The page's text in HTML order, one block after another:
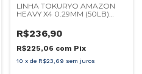
LINHA TOKURYO AMAZON
HEAVY X4 0.29MM (50LB)
R$236,90
R$225,06 com Pix
10 x de R$23,69 sem juros